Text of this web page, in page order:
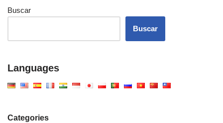
Buscar
Buscar
Languages
Categories